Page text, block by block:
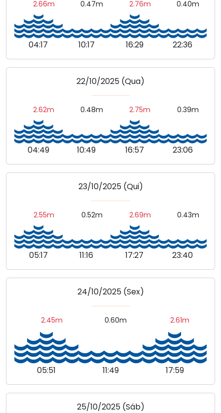
2.66m
04:17
0.47m
10:17
2.76m
16:29
0.40m
22:36
22/10/2025 (Qua)
2.62m
04:49
0.48m
10:49
2.75m
16:57
0.39m
23:06
23/10/2025 (Qui)
2.55m
05:17
0.52m
11:16
2.69m
17:27
0.43m
23:40
24/10/2025 (Sex)
2.45m
05:51
0.60m
11:49
2.61m
17:59
25/10/2025 (Sáb)